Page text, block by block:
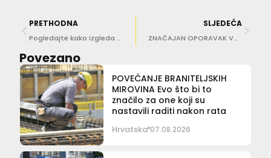
PRETHODNA
Pogledajte kako izgleda nova verzija eVisitora!
SLJEDEĆA
ZNAČAJAN OPORAVAK Valamar u 2021. ostvario operativnu dobit na razini 84 posto pretkrizne 2019.
Povezano
POVEĆANJE BRANITELJSKIH
MIROVINA Evo što bi to
značilo za one koji su
nastavili raditi nakon rata
Hrvatska 07.08.2026